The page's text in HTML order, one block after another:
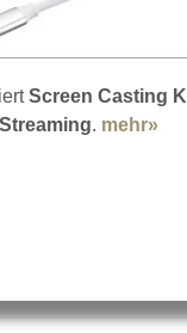
Screen Casting
. mehr»